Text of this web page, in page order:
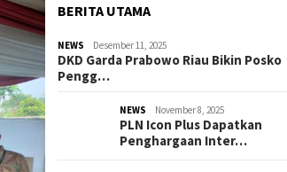
BERITA UTAMA
NEWS Desember 11, 2025
DKD Garda Prabowo Riau Bikin Posko
Pengg…
NEWS November 8, 2025
PLN Icon Plus Dapatkan
Penghargaan Inter…